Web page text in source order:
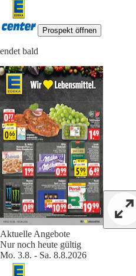
Prospekt öffnen
endet bald
Aktuelle Angebote
Nur noch heute gültig
Mo. 3.8. - Sa. 8.8.2026